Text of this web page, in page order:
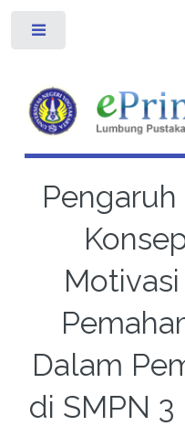
Dalam
di SMPN